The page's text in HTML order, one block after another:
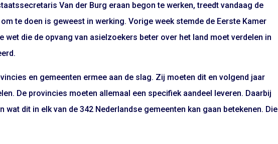
Van der Burg eraan begon te werken, treedt vandaag de
te doen is geweest in werking. Vorige week stemde de Eerste Kamer
wet die de opvang van asielzoekers beter over het land moet verdelen in
en gemeenten ermee aan de slag. Zij moeten dit en volgend jaar
De provincies moeten allemaal een specifiek aandeel leveren. Daarbij
wat dit in elk van de 342 Nederlandse gemeenten kan gaan betekenen. Die